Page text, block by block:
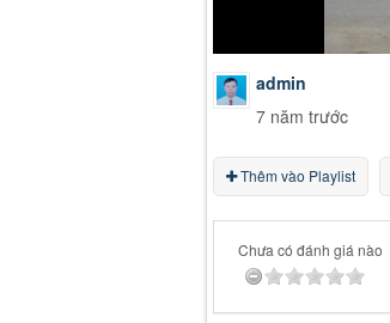
admin
7 năm trước
Thêm vào Playlist
Chưa có đánh giá nào